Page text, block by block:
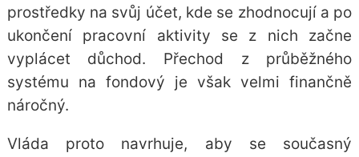
prostředky na svůj účet, kde se zhodnocují a po
ukončení pracovní aktivity se z nich začne
vyplácet důchod. Přechod z průběžného
systému na fondový je však velmi finančně
náročný.
Vláda proto navrhuje, aby se současný